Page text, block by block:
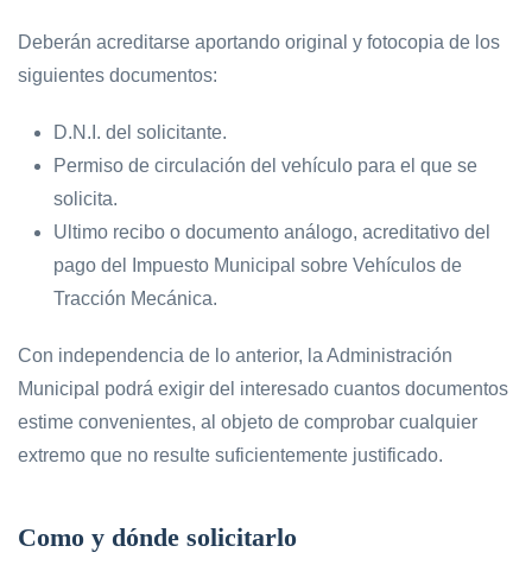
Deberán acreditarse aportando original y fotocopia de los
siguientes documentos:
D.N.I. del solicitante.
Permiso de circulación del vehículo para el que se
solicita.
Ultimo recibo o documento análogo, acreditativo del
pago del Impuesto Municipal sobre Vehículos de
Tracción Mecánica.
Con independencia de lo anterior, la Administración
Municipal podrá exigir del interesado cuantos documentos
estime convenientes, al objeto de comprobar cualquier
extremo que no resulte suficientemente justificado.
Como y dónde solicitarlo